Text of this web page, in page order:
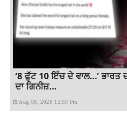
‘8 ਫੁੱਟ 10 ਇੰਚ ਦੇ ਵਾਲ…’ ਭਾਰਤ
ਦਾ ਗਿਨੀਜ਼...
Aug 08, 2026 12:59 Pm